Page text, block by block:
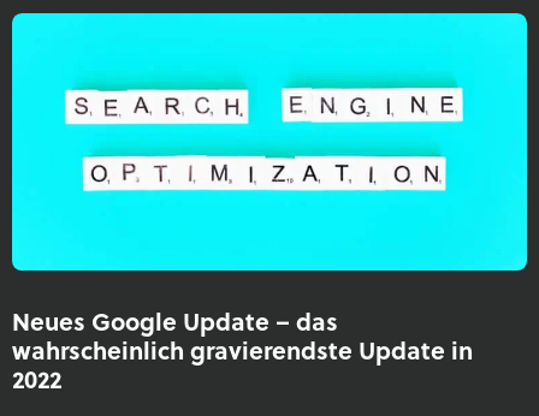
Neues Google Update – das
wahrscheinlich gravierendste Update in
2022